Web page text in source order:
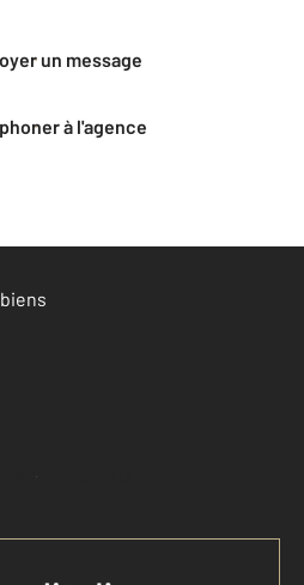
un message
à l'agence
à mon compte